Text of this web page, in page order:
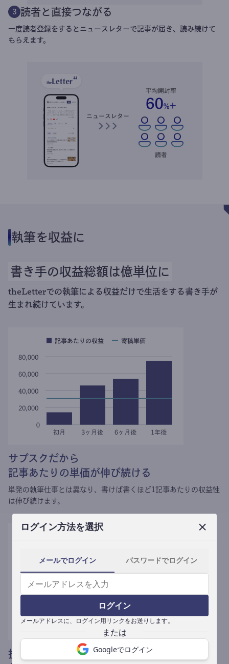
ログイン方法を選択
メールでログイン パスワードでログイン
ログイン
メールアドレスに、ログイン用リンクをお送りします。
Googleでログイン
3 読者と直接つながる
一度読者登録をするとニュースレターで記事が届き、読み続けて
もらえます。
執筆を収益に
書き手の収益総額は億単位に
theLetterでの執筆による収益だけで生活をする書き手が
生まれ続けています。
サブスクだから
記事あたりの単価が伸び続ける
単発の執筆仕事とは異なり、 書けば書くほど1記事あたりの収益性
は伸び続けます。
提携媒体による記事買い取りで